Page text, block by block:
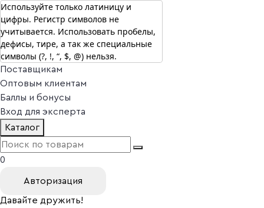
г. Москва
Vitual Peptide +7 (800) 101-13-25
Специалистам
Поставщикам
Оптовым клиентам
Баллы и бонусы
Вход для эксперта
Каталог
0
Авторизация
Давайте дружить!
Используйте только латиницу и
цифры. Регистр символов не
учитывается. Использовать пробелы,
дефисы, тире, а так же специальные
символы (?, !, “, $, @) нельзя.